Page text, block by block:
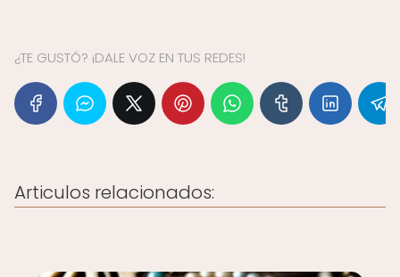
¿TE GUSTÓ? ¡DALE VOZ EN TUS REDES!
Articulos relacionados: